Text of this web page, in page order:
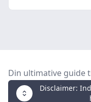
Din ultimative guide
Disclaimer: